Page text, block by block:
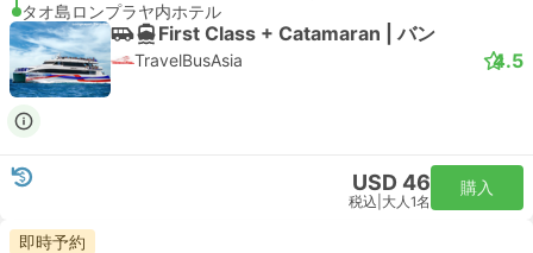
タオ島ロンプラヤ内ホテル
First Class + Catamaran | バン
TravelBusAsia 4.5
USD 46
税込 大人1名
購入
即時予約